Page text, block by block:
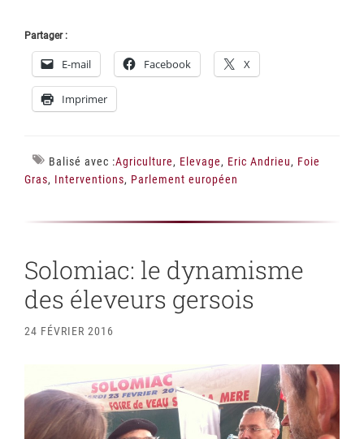
Partager :
E-mail Facebook X
Imprimer
Balisé avec :Agriculture, Elevage, Eric Andrieu, Foie
Gras, Interventions, Parlement européen
Solomiac: le dynamisme
des éleveurs gersois
24 FÉVRIER 2016